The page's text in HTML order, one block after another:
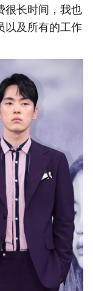
很长时间，我也
以及所有的工作